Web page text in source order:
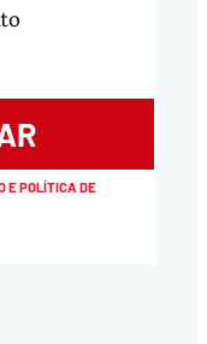
E POLÍTICA DE